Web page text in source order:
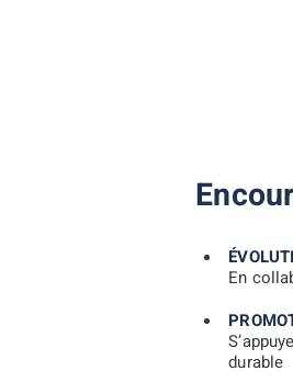
En
durable